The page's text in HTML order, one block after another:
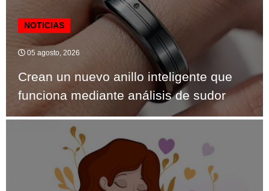
NOTICIAS
05 agosto, 2026
Crean un nuevo anillo inteligente que
funciona mediante análisis de sudor